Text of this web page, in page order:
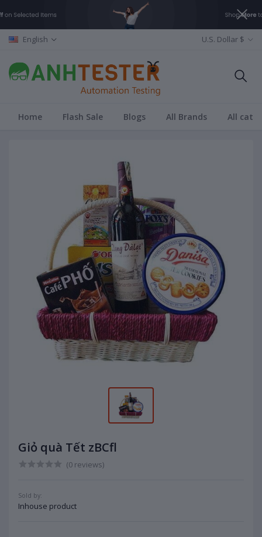
English U.S. Dollar $
Home Flash Sale Blogs All Brands All
Giỏ quà Tết zBCfl
(0 reviews)
Sold by:
Inhouse product